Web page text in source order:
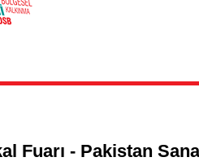
Fuarı - Pakistan